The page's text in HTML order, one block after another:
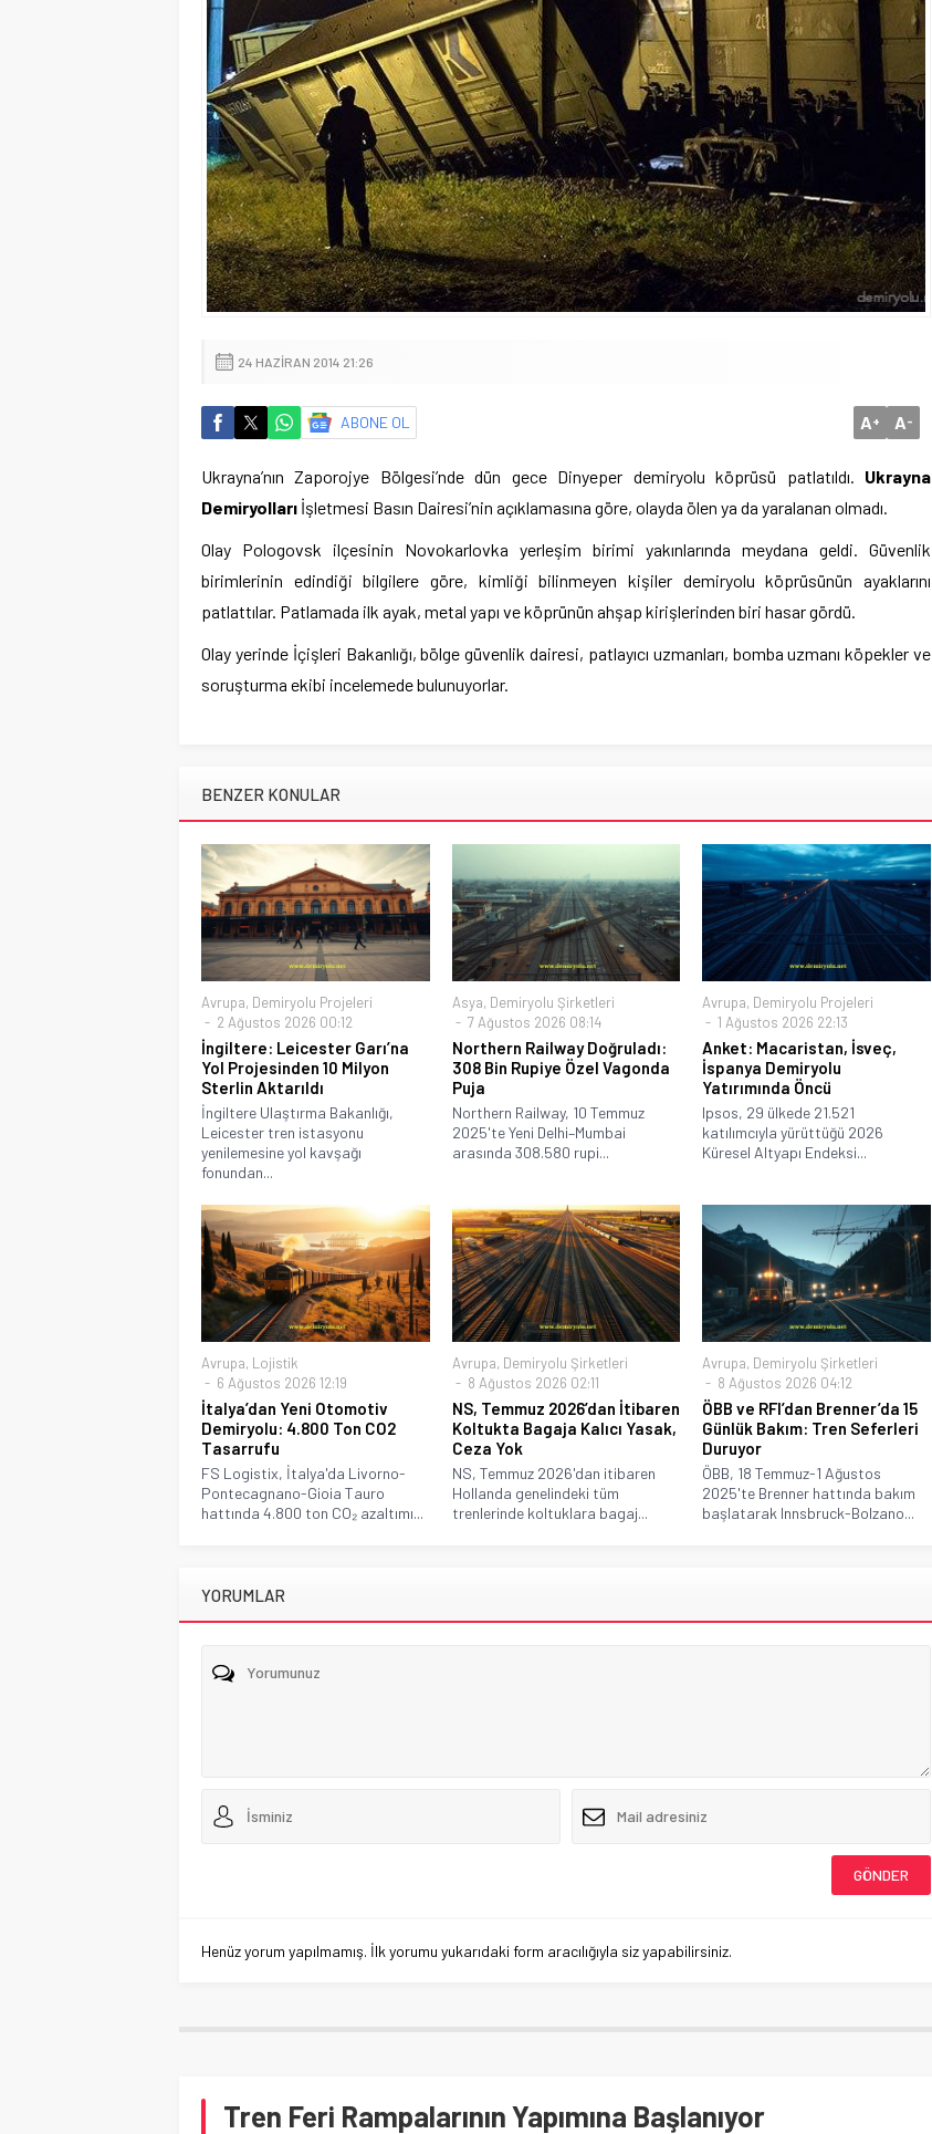
24 HAZIRAN 2014 21:26
ABONE OL A+ A-
Ukrayna’nın Zaporojye Bölgesi’nde dün gece Dinyeper demiryolu köprüsü patlatıldı. Ukrayna
Demiryolları İşletmesi Basın Dairesi’nin açıklamasına göre, olayda ölen ya da yaralanan olmadı.
Olay Pologovsk ilçesinin Novokarlovka yerleşim birimi yakınlarında meydana geldi. Güvenlik
birimlerinin edindiği bilgilere göre, kimliği bilinmeyen kişiler demiryolu köprüsünün ayaklarını
patlattılar. Patlamada ilk ayak, metal yapı ve köprünün ahşap kirişlerinden biri hasar gördü.
Olay yerinde İçişleri Bakanlığı, bölge güvenlik dairesi, patlayıcı uzmanları, bomba uzmanı köpekler ve
soruşturma ekibi incelemede bulunuyorlar.
BENZER KONULAR
Avrupa, Demiryolu Projeleri
2 Ağustos 2026 00:12
İngiltere: Leicester Garı’na
Yol Projesinden 10 Milyon
Sterlin Aktarıldı
İngiltere Ulaştırma Bakanlığı,
Leicester tren istasyonu
yenilemesine yol kavşağı
fonundan...
Asya, Demiryolu Şirketleri
7 Ağustos 2026 08:14
Northern Railway Doğruladı:
308 Bin Rupiye Özel Vagonda
Puja
Northern Railway, 10 Temmuz
2025'te Yeni Delhi–Mumbai
arasında 308.580 rupi...
Avrupa, Demiryolu Projeleri
1 Ağustos 2026 22:13
Anket: Macaristan, İsveç,
İspanya Demiryolu
Yatırımında Öncü
Ipsos, 29 ülkede 21.521
katılımcıyla yürüttüğü 2026
Küresel Altyapı Endeksi...
Avrupa, Lojistik
6 Ağustos 2026 12:19
İtalya’dan Yeni Otomotiv
Demiryolu: 4.800 Ton CO2
Tasarrufu
FS Logistix, İtalya'da Livorno-
Pontecagnano-Gioia Tauro
hattında 4.800 ton CO₂ azaltımı...
Avrupa, Demiryolu Şirketleri
8 Ağustos 2026 02:11
NS, Temmuz 2026’dan İtibaren
Koltukta Bagaja Kalıcı Yasak,
Ceza Yok
NS, Temmuz 2026'dan itibaren
Hollanda genelindeki tüm
trenlerinde koltuklara bagaj...
Avrupa, Demiryolu Şirketleri
8 Ağustos 2026 04:12
ÖBB ve RFI’dan Brenner’da 15
Günlük Bakım: Tren Seferleri
Duruyor
ÖBB, 18 Temmuz-1 Ağustos
2025'te Brenner hattında bakım
başlatarak Innsbruck-Bolzano...
YORUMLAR
Henüz yorum yapılmamış. İlk yorumu yukarıdaki form aracılığıyla siz yapabilirsiniz.
Tren Feri Rampalarının Yapımına Başlanıyor